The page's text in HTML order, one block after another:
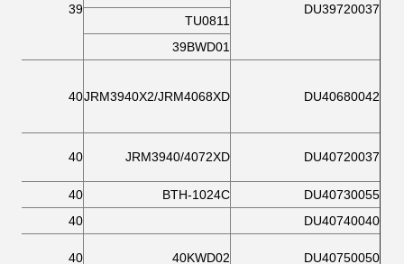
DU39720037
39
TU0811
39BWD01
DU40680042
JRM3940X2/JRM4068XD
40
DU40720037
JRM3940/4072XD
40
DU40730055
BTH-1024C
40
DU40740040
40
DU40750050
40KWD02
40